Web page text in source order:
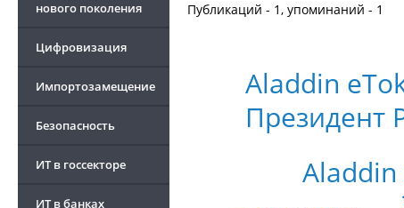
нового поколения
Цифровизация
Импортозамещение
Безопасность
ИТ в госсекторе
ИТ в банках
Публикаций - 1, упоминаний - 1
Aladdin
Президент
Aladdin